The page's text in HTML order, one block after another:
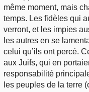
même moment, mais
temps. Les fidèles qui
verront, et les impies
les autres en se
celui qu’ils ont percé.
aux Juifs, qui en
responsabilité
les peuples de la terre